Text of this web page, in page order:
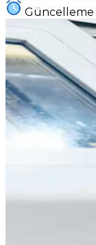
Güncelleme